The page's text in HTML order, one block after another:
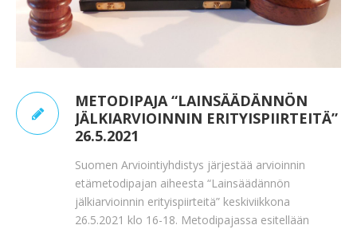
METODIPAJA “LAINSÄÄDÄNNÖN
JÄLKIARVIOINNIN ERITYISPIIRTEITÄ”
26.5.2021
Suomen Arviointiyhdistys järjestää arvioinnin
etämetodipajan aiheesta “Lainsäädännön
jälkiarvioinnin erityispiirteitä” keskiviikkona
26.5.2021 klo 16-18. Metodipajassa esitellään